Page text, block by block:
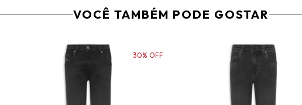
VOCÊ TAMBÉM PODE GOSTAR
30% OFF